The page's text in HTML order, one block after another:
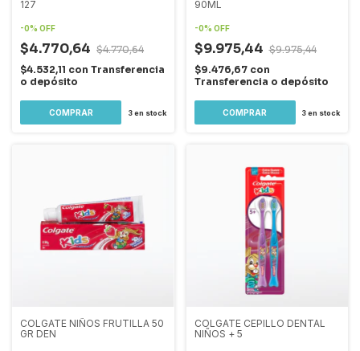
127
-0% OFF
$4.770,64 $4.770,64
$4.532,11 con Transferencia
o depósito
3en stock
90ML
-0% OFF
$9.975,44 $9.975,44
$9.476,67 con
Transferencia o depósito
3en stock
COLGATE NIÑOS FRUTILLA 50
GR DEN
COLGATE CEPILLO DENTAL
NIÑOS + 5